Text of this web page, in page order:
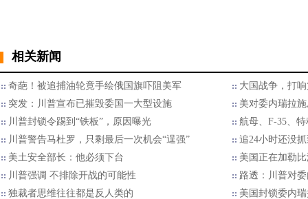
相关新闻
奇葩！被追捕油轮竟手绘俄国旗吓阻美军
大国战争，打
突发：川普宣布已摧毁委国一大型设施
美对委内瑞拉
川普封锁令踢到“铁板”，原因曝光
航母、F-35、
川普警告马杜罗，只剩最后一次机会“逞强”
追24小时还没
美土安全部长：他必须下台
美国正在加勒
川普强调 不排除开战的可能性
路透：川普对
独裁者思维往往都是反人类的
美国封锁委内